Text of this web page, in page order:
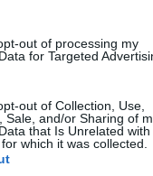
out of processing my
for Targeted
out of Collection, Use,
Sale, and/or Sharing of
that Is Unrelated
which it was collected.
11/01/